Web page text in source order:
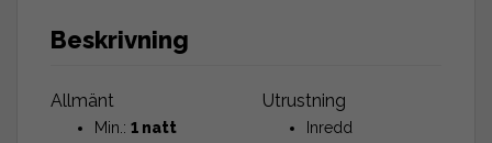
Beskrivning
Allmänt
Min.: 1 natt
Utrustning
Inredd